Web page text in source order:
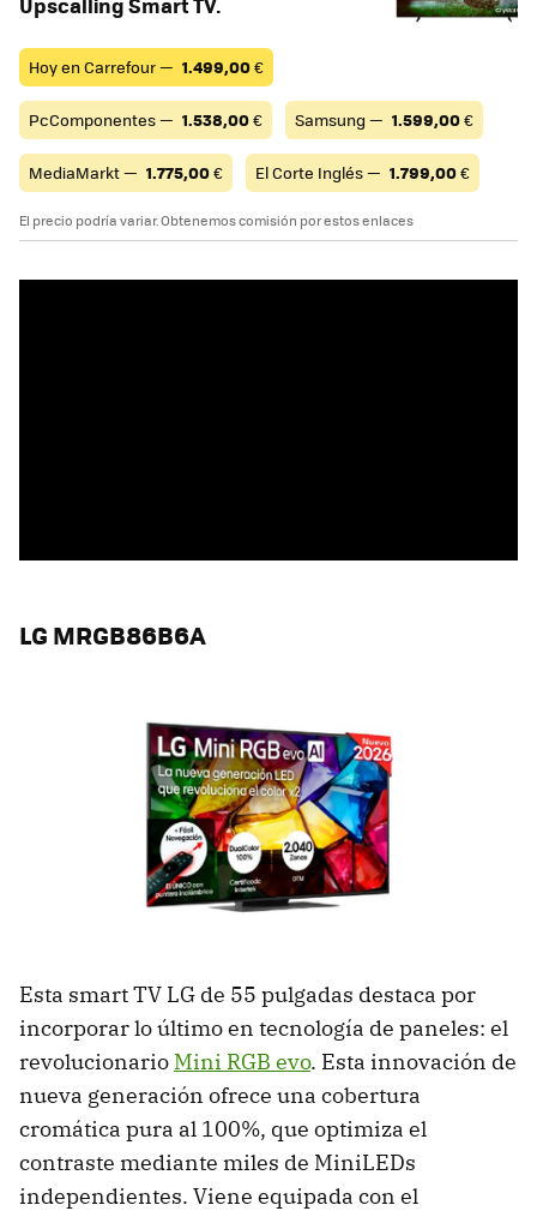
Hoy en Carrefour — 1.499,00€
PcComponentes — 1.538,00€ Samsung — 1.599,00€
MediaMarkt — 1.775,00€ El Corte Inglés — 1.799,00€
El precio podría variar. Obtenemos comisión por estos enlaces
LG MRGB86B6A
Esta smart TV LG de 55 pulgadas destaca por
incorporar lo último en tecnología de paneles: el
revolucionario Mini RGB evo. Esta innovación de
nueva generación ofrece una cobertura
cromática pura al 100%, que optimiza el
contraste mediante miles de MiniLEDs
independientes. Viene equipada con el